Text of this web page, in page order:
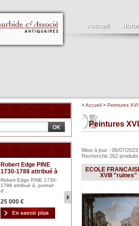
Robert Edge PINE
1730-1788 attribué à
Robert Edge PINE 1730-
1788 attribué à, portrait
d'...
25 000 € 2
>Accueil > Peintures
Peintures
Mise à jour : 06/07/
Recherche 262
ECOLE
XVIII "ruines"